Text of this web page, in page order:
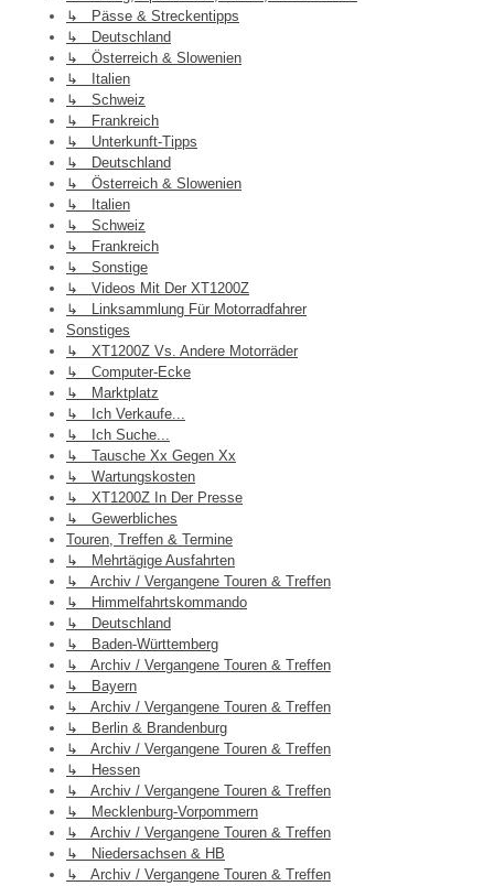
↳ Pässe & Streckentipps
↳ Deutschland
↳ Österreich & Slowenien
↳ Italien
↳ Schweiz
↳ Frankreich
↳ Unterkunft-Tipps
↳ Deutschland
↳ Österreich & Slowenien
↳ Italien
↳ Schweiz
↳ Frankreich
↳ Sonstige
↳ Videos Mit Der XT1200Z
↳ Linksammlung Für Motorradfahrer
Sonstiges
↳ XT1200Z Vs. Andere Motorräder
↳ Computer-Ecke
↳ Marktplatz
↳ Ich Verkaufe...
↳ Ich Suche...
↳ Tausche Xx Gegen Xx
↳ Wartungskosten
↳ XT1200Z In Der Presse
↳ Gewerbliches
Touren, Treffen & Termine
↳ Mehrtägige Ausfahrten
↳ Archiv / Vergangene Touren & Treffen
↳ Himmelfahrtskommando
↳ Deutschland
↳ Baden-Württemberg
↳ Archiv / Vergangene Touren & Treffen
↳ Bayern
↳ Archiv / Vergangene Touren & Treffen
↳ Berlin & Brandenburg
↳ Archiv / Vergangene Touren & Treffen
↳ Hessen
↳ Archiv / Vergangene Touren & Treffen
↳ Mecklenburg-Vorpommern
↳ Archiv / Vergangene Touren & Treffen
↳ Niedersachsen & HB
↳ Archiv / Vergangene Touren & Treffen